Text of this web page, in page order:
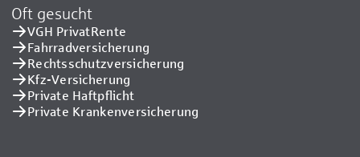
Oft gesucht
VGH PrivatRente
Fahrradversicherung
Rechtsschutzversicherung
Kfz-Versicherung
Private Haftpflicht
Private Kranken­versicherung